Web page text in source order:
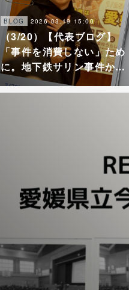
BLOG 2026.03.19 15:00
（3/20）【代表ブログ】
「事件を消費しない」ため
に。地下鉄サリン事件か…